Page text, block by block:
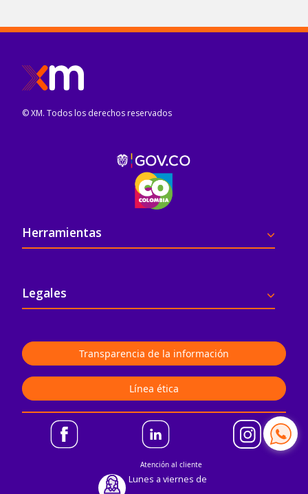
Atención al cliente
Lunes a viernes de
© XM. Todos los derechos reservados
Pie de página
Herramientas
Legales
Transparencia de la información
Línea ética